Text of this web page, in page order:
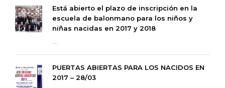
Está abierto el plazo de inscripción en la
escuela de balonmano para los niños y
niñas nacidas en 2017 y 2018
PUERTAS ABIERTAS PARA LOS NACIDOS EN
2017 – 28/03